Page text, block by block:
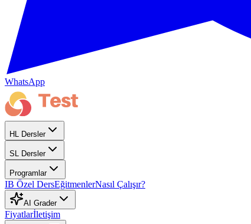
WhatsApp
HL Dersler
SL Dersler
Programlar
IB Özel DersEğitmenlerNasıl Çalışır?
AI Grader
Fiyatlarİletişim